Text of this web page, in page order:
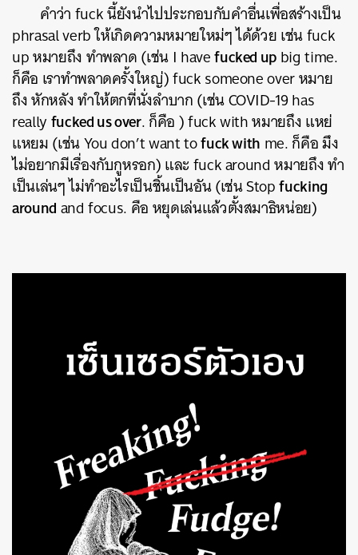
คำว่า fuck นี้ยังนำไปประกอบกับคำอื่นเพื่อสร้างเป็น
phrasal verb ให้เกิดความหมายใหม่ๆ ได้ด้วย เช่น fuck
up หมายถึง ทำพลาด (เช่น I havefucked upbig time.
ก็คือ เราทำพลาดครั้งใหญ่) fuck someone over หมาย
ถึง หักหลัง ทำให้ตกที่นั่งลำบาก (เช่น COVID-19 has
reallyfucked us over. ก็คือ ) fuck with หมายถึง แหย่
แหยม (เช่น You don’t want tofuck with me. ก็คือ มึง
ไม่อยากมีเรื่องกับกูหรอก) และ fuck around หมายถึง ทำ
เป็นเล่นๆ ไม่ทำอะไรเป็นชิ้นเป็นอัน (เช่น Stopfucking
aroundand focus. คือ หยุดเล่นแล้วตั้งสมาธิหน่อย)